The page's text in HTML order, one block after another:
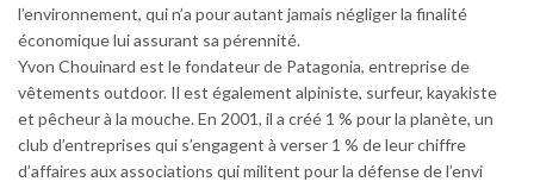
l’environnement, qui n’a pour autant jamais négliger la finalité
économique lui assurant sa pérennité.
Yvon Chouinard est le fondateur de Patagonia, entreprise de
vêtements outdoor. Il est également alpiniste, surfeur, kayakiste
et pêcheur à la mouche. En 2001, il a créé 1 % pour la planète, un
club d’entreprises qui s’engagent à verser 1 % de leur chiffre
d’affaires aux associations qui militent pour la défense de l’envi